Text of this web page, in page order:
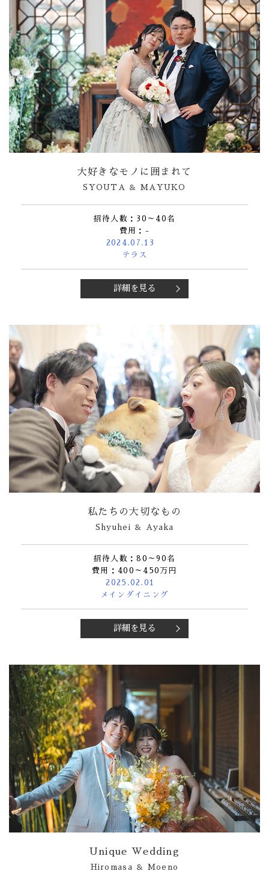
大好きなモノに囲まれて
SYOUTA ＆ MAYUKO
招待人数：30～40名
費用：-
2024.07.13
テラス
詳細を見る
私たちの大切なもの
Shyuhei ＆ Ayaka
招待人数：80～90名
費用：400～450万円
2025.02.01
メインダイニング
詳細を見る
Unique Wedding
Hiromasa ＆ Moeno